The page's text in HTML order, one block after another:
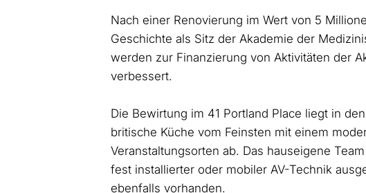
Nach einer Renovierung im Wert von 5
Geschichte als Sitz der Akademie der
werden zur Finanzierung von Aktivitäten der
verbessert.
Die Bewirtung im 41 Portland Place liegt in
britische Küche vom Feinsten mit einem
Veranstaltungsorten ab. Das hauseigene
fest installierter oder mobiler AV-Technik
ebenfalls vorhanden.